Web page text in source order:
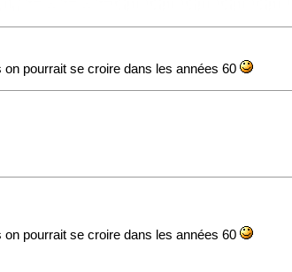
pourrait se croire dans les années 60
pourrait se croire dans les années 60